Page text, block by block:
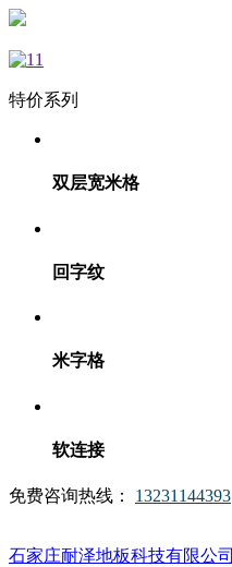
特价系列
双层宽米格
回字纹
米字格
软连接
免费咨询热线： 13231144393
石家庄耐泽地板科技有限公司